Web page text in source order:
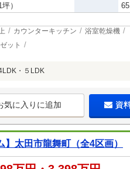
）
カウンターキッチン
浴室乾燥機
ット
・５LDK
気に入りに追加 資
太田市龍舞町（全4区画）